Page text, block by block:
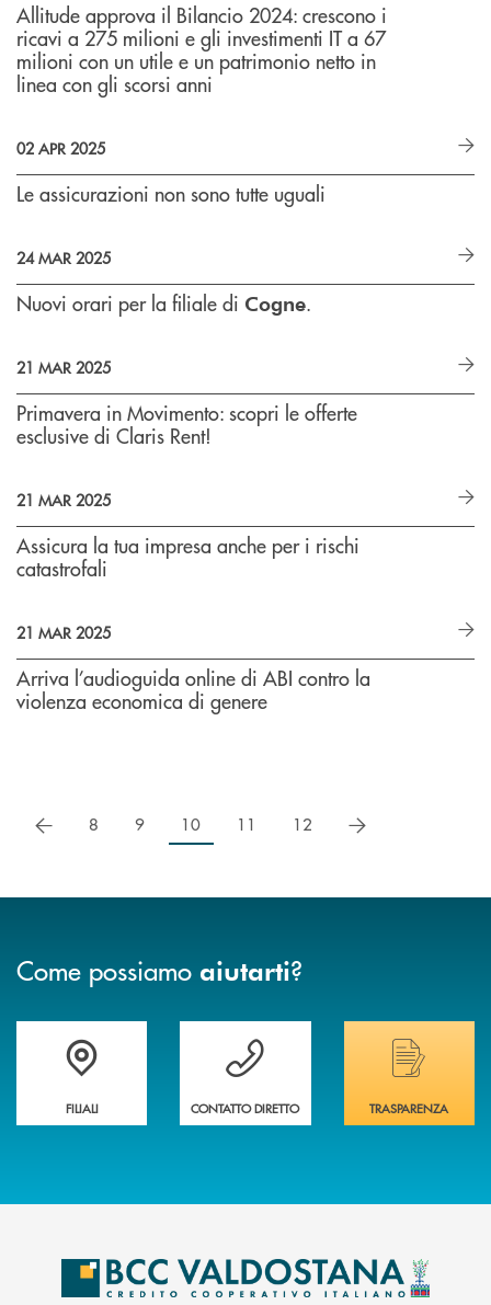
Allitude approva il Bilancio 2024: crescono i
ricavi a 275 milioni e gli investimenti IT a 67
milioni con un utile e un patrimonio netto in
linea con gli scorsi anni
02 APR 2025
Le assicurazioni non sono tutte uguali
24 MAR 2025
Nuovi orari per la filiale di Cogne.
21 MAR 2025
Primavera in Movimento: scopri le offerte
esclusive di Claris Rent!
21 MAR 2025
Assicura la tua impresa anche per i rischi
catastrofali
21 MAR 2025
Arriva l’audioguida online di ABI contro la
violenza economica di genere
precedente
8 9 10 11 12 successivo
Come possiamo aiutarti?
Trova la filiale più vicina a te
FILIALI
Hai bisogno di assistenza immediata ?
CONTATTO DIRETTO
Hai bisogno di
TRASPARENZA